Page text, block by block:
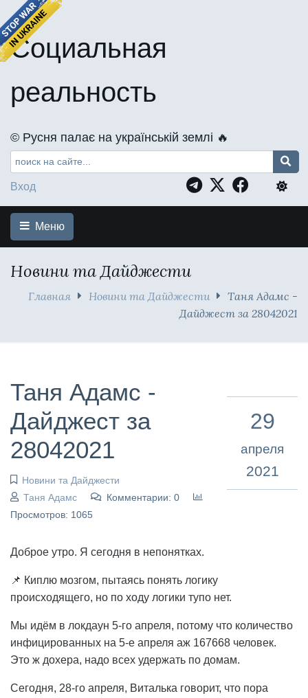
Социальная
реальность
©️ Русня палає на українській землі 🔥
Вход
Меню
Новини та Дайджести
Главная Новини та Дайджести
Таня Адамс -
Дайджест за 28042021
Таня Адамс -
Дайджест за
28042021
Новини та Дайджести
Таня Адамс
Комментарии: 0
Просмотров: 1065
29
апреля
2021
Доброе утро. Я сегодня в непонятках.
📌 Киплю мозгом, пытаясь понять логику
происходящего, но по ходу логики тупо нет.
Мы идём в локдаун 5-го апреля, потому что количество
инфицированных на 5-е апреля аж 167668 человек.
Это ж дохера, надо всех удержать по домам.
Сегодня, 28-го апреля, Виталька говорит, что пора